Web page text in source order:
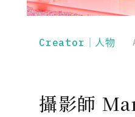
Creator｜人物
攝影師